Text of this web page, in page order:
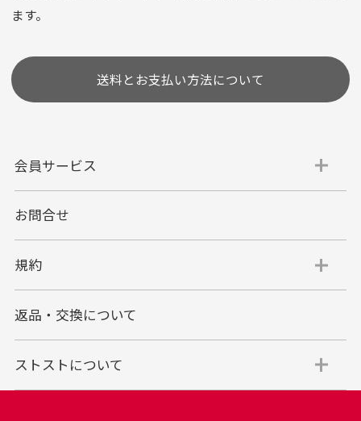
代金引換
代引手数料一律400円
す。
代金引換でのお支払い方法は現金のみとなりま
す。
商品代金＋送料(全国一律800円)＋代引手数料(一
律400円)＝合計金額
ます。
送料とお支払い方法について
会員サービス
お問合せ
規約
返品・交換について
ストストについて